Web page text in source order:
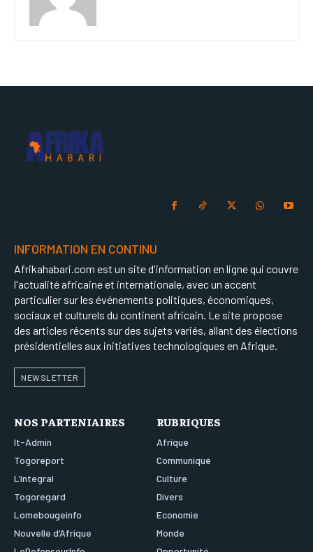
INFORMATION EN CONTINU
Afrikahabari.com est un site d'information en ligne qui couvre
l'actualité africaine et internationale, avec un accent
particulier sur les événements politiques, économiques,
sociaux et culturels du continent africain. Le site propose
des articles récents sur des sujets variés, allant des élections
présidentielles aux initiatives technologiques en Afrique.
NEWSLETTER
NOS PARTENIAIRES
It-Admin
Togoreport
L’integral
Togoregard
Lomebougeinfo
Nouvelle d’Afrique
RUBRIQUES
Afrique
Communiqué
Culture
Divers
Economie
Monde